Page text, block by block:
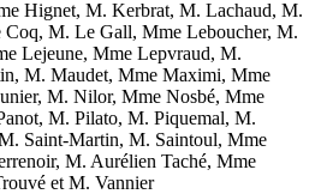
Hignet, M. Kerbrat, M. Lachaud, M.
M. Le Gall, Mme Leboucher, M.
Lejeune, Mme Lepvraud, M.
M. Maudet, Mme Maximi, Mme
M. Nilor, Mme Nosbé, Mme
M. Pilato, M. Piquemal, M.
Saint-Martin, M. Saintoul, Mme
M. Aurélien Taché, Mme
et M. Vannier